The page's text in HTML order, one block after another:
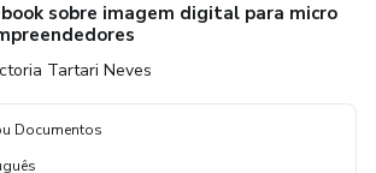
book sobre imagem digital para micro
Tartari Neves
Documentos